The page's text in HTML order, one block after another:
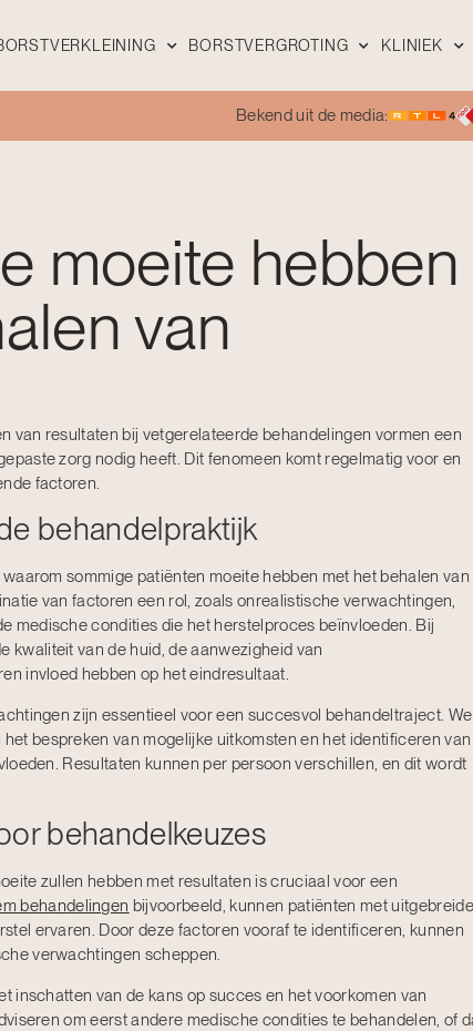
BORSTVERGROTING KLINIEK
Bekend uit de media:
moeite hebben
van
van resultaten bij vetgerelateerde behandelingen vormen een
zorg nodig heeft. Dit fenomeen komt regelmatig voor en
factoren.
behandelpraktijk
sommige patiënten moeite hebben met het behalen van
van factoren een rol, zoals onrealistische verwachtingen,
medische condities die het herstelproces beïnvloeden. Bij
kwaliteit van de huid, de aanwezigheid van
invloed hebben op het eindresultaat.
zijn essentieel voor een succesvol behandeltraject. We
bespreken van mogelijke uitkomsten en het identificeren van
Resultaten kunnen per persoon verschillen, en dit wordt
behandelkeuzes
zullen hebben met resultaten is cruciaal voor een
behandelingen bijvoorbeeld, kunnen patiënten met uitgebreide
ervaren. Door deze factoren vooraf te identificeren, kunnen
verwachtingen scheppen.
inschatten van de kans op succes en het voorkomen van
om eerst andere medische condities te behandelen, of